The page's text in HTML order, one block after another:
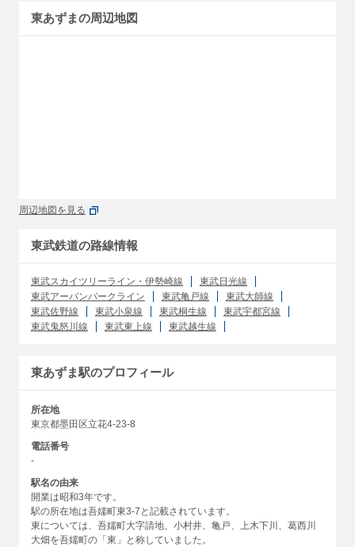
東あずまの周辺地図
周辺地図を見る
東武鉄道の路線情報
東武スカイツリーライン・伊勢崎線
東武日光線
東武アーバンパークライン
東武亀戸線
東武大師線
東武佐野線
東武小泉線 東武桐生線
東武宇都宮線
東武鬼怒川線
東武東上線 東武越生線
東あずま駅のプロフィール
所在地
東京都墨田区立花4-23-8
電話番号
-
駅名の由来
開業は昭和3年です。
駅の所在地は吾嬬町東3-7と記載されています。
東については、吾嬬町大字請地、小村井、亀戸、上木下川、葛西川
大畑を吾嬬町の「東」と称していました。